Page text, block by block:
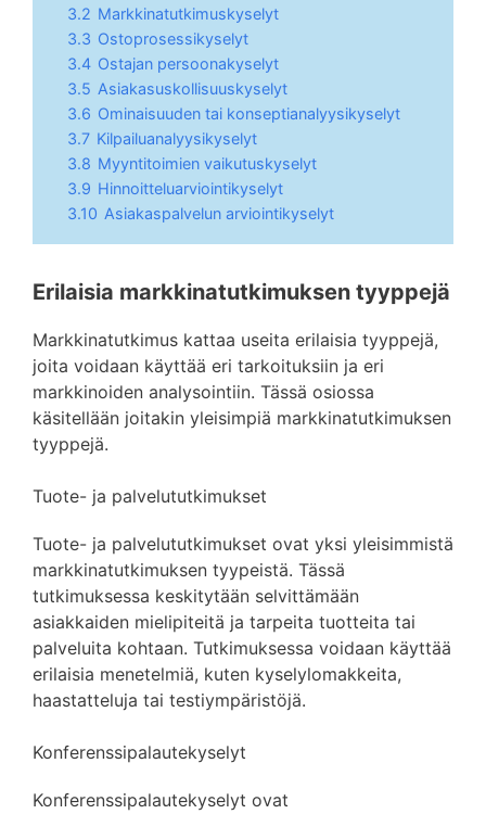
3.2 Markkinatutkimuskyselyt
3.3 Ostoprosessikyselyt
3.4 Ostajan persoonakyselyt
3.5 Asiakasuskollisuuskyselyt
3.6 Ominaisuuden tai konseptianalyysikyselyt
3.7 Kilpailuanalyysikyselyt
3.8 Myyntitoimien vaikutuskyselyt
3.9 Hinnoitteluarviointikyselyt
3.10 Asiakaspalvelun arviointikyselyt
Erilaisia markkinatutkimuksen tyyppejä
Markkinatutkimus kattaa useita erilaisia tyyppejä,
joita voidaan käyttää eri tarkoituksiin ja eri
markkinoiden analysointiin. Tässä osiossa
käsitellään joitakin yleisimpiä markkinatutkimuksen
tyyppejä.
Tuote- ja palvelututkimukset
Tuote- ja palvelututkimukset ovat yksi yleisimmistä
markkinatutkimuksen tyypeistä. Tässä
tutkimuksessa keskitytään selvittämään
asiakkaiden mielipiteitä ja tarpeita tuotteita tai
palveluita kohtaan. Tutkimuksessa voidaan käyttää
erilaisia menetelmiä, kuten kyselylomakkeita,
haastatteluja tai testiympäristöjä.
Konferenssipalautekyselyt
Konferenssipalautekyselyt ovat